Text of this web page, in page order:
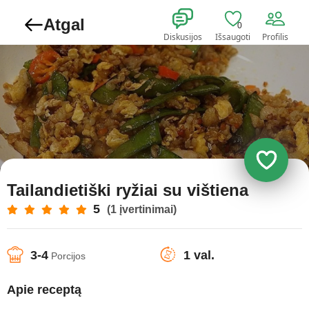
Atgal
Diskusijos
0
Išsaugoti Profilis
Tailandietiški ryžiai su vištiena
5 (1 įvertinimai)
3-4 Porcijos 1 val.
Apie receptą